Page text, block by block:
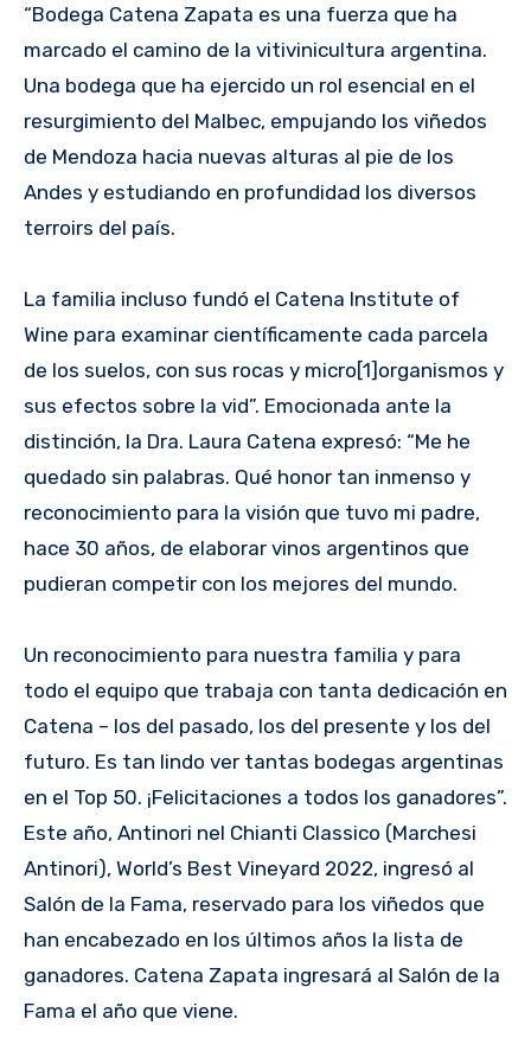
“Bodega Catena Zapata es una fuerza que ha
marcado el camino de la vitivinicultura argentina.
Una bodega que ha ejercido un rol esencial en el
resurgimiento del Malbec, empujando los viñedos
de Mendoza hacia nuevas alturas al pie de los
Andes y estudiando en profundidad los diversos
terroirs del país.
La familia incluso fundó el Catena Institute of
Wine para examinar cientí­ficamente cada parcela
de los suelos, con sus rocas y micro[1]organismos y
sus efectos sobre la vid”. Emocionada ante la
distinción, la Dra. Laura Catena expresó: “Me he
quedado sin palabras. Qué honor tan inmenso y
reconocimiento para la visión que tuvo mi padre,
hace 30 años, de elaborar vinos argentinos que
pudieran competir con los mejores del mundo.
Un reconocimiento para nuestra familia y para
todo el equipo que trabaja con tanta dedicación en
Catena – los del pasado, los del presente y los del
futuro. Es tan lindo ver tantas bodegas argentinas
en el Top 50. ¡Felicitaciones a todos los ganadores”.
Este año, Antinori nel Chianti Classico (Marchesi
Antinori), World’s Best Vineyard 2022, ingresó al
Salón de la Fama, reservado para los viñedos que
han encabezado en los últimos años la lista de
ganadores. Catena Zapata ingresará al Salón de la
Fama el año que viene.